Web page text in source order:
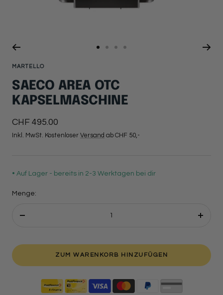
gehen
gehengehen
MARTELLO
SAECO AREA OTC
KAPSELMASCHINE
Angebotspreis
CHF 495.00
Inkl. MwSt. Kostenloser Versand ab CHF 50,-
• Auf Lager - bereits in 2-3 Werktagen bei dir
Menge:
ZUM WARENKORB HINZUFÜGEN